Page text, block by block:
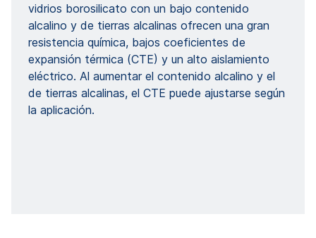
vidrios borosilicato con un bajo contenido
alcalino y de tierras alcalinas ofrecen una gran
resistencia química, bajos coeficientes de
expansión térmica (CTE) y un alto aislamiento
eléctrico. Al aumentar el contenido alcalino y el
de tierras alcalinas, el CTE puede ajustarse según
la aplicación.